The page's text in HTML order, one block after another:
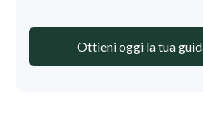
Ottieni oggi la tua